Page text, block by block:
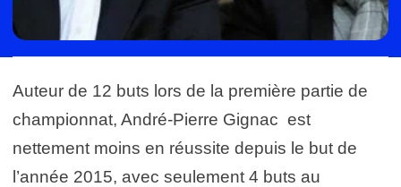
Auteur de 12 buts lors de la première partie de
championnat, André-Pierre Gignac est
nettement moins en réussite depuis le but de
l’année 2015, avec seulement 4 buts au